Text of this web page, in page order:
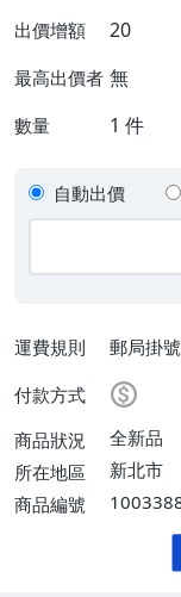
出價增額 20
最高出價者 無
數量 1 件
自動出價
運費規則
郵局掛
付款方式
商品狀況
全新品
所在地區
新北市
商品編號